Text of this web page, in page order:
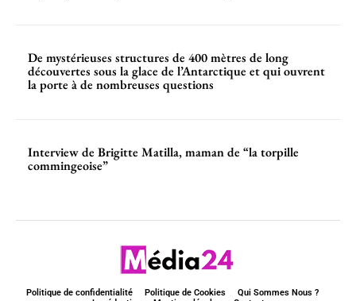
De mystérieuses structures de 400 mètres de long
découvertes sous la glace de l’Antarctique et qui ouvrent
la porte à de nombreuses questions
Interview de Brigitte Matilla, maman de “la torpille
commingeoise”
Politique de confidentialité Politique de Cookies
Qui Sommes Nous ?